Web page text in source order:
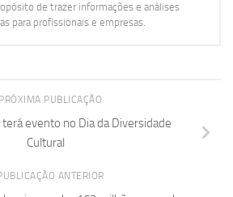
de trazer informações e análises
para profissionais e empresas.
PRÓXIMA PUBLICAÇÃO
evento no Dia da Diversidade
Cultural
ANTERIOR